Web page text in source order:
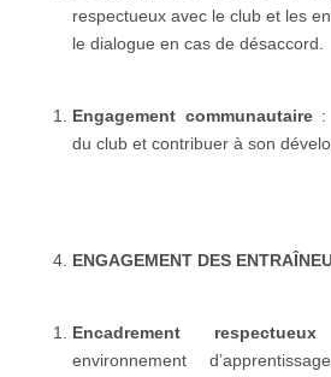
respectueux avec le club et les
le dialogue en cas de désaccord.
Engagement communautaire:
du club et contribuer à son
ENGAGEMENT DES
Encadrement respectueux
environnement